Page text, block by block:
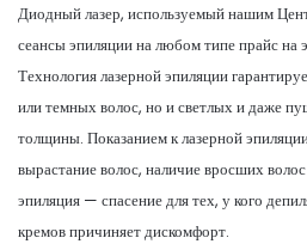
Диодный лазер, используемый нашим
сеансы эпиляции на любом типе прайс на
Технология лазерной эпиляции
или темных волос, но и светлых и даже
толщины. Показанием к лазерной
вырастание волос, наличие вросших
эпиляция — спасение для тех, у кого
кремов причиняет дискомфорт.